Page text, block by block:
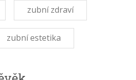
zubní zdraví
zubní estetika